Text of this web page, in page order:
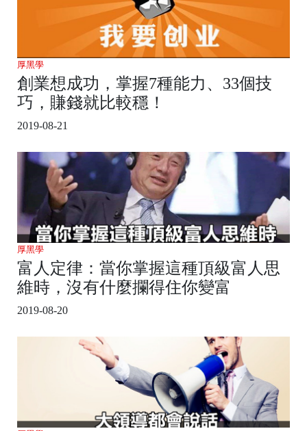
厚黑學
創業想成功，掌握7種能力、33個技
巧，賺錢就比較穩！
2019-08-21
厚黑學
富人定律：當你掌握這種頂級富人思
維時，沒有什麼攔得住你變富
2019-08-20